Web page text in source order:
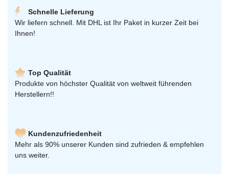
Schnelle Lieferung
Wir liefern schnell. Mit DHL ist Ihr Paket in kurzer Zeit bei
Ihnen!
Top Qualität
Produkte von höchster Qualität von weltweit führenden
Herstellern!!
Kundenzufriedenheit
Mehr als 90% unserer Kunden sind zufrieden & empfehlen
uns weiter.